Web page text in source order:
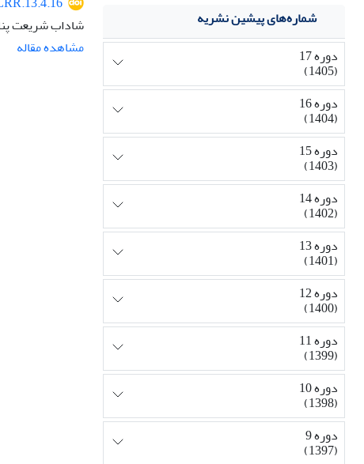
شاداب شریعت
مشاهده مقاله
شماره‌های پیشین نشریه
دوره 17
(1405)
دوره 16
(1404)
دوره 15
(1403)
دوره 14
(1402)
دوره 13
(1401)
دوره 12
(1400)
دوره 11
(1399)
دوره 10
(1398)
دوره 9
(1397)